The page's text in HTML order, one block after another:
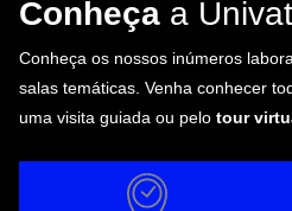
Conheça a
Conheça os nossos inúmeros
salas temáticas. Venha conhecer
uma visita guiada ou pelo tour